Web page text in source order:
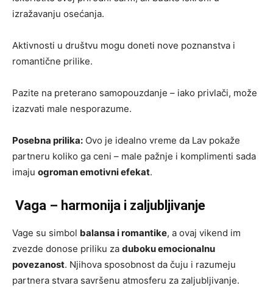
izražavanju osećanja.
Aktivnosti u društvu mogu doneti nove poznanstva i
romantične prilike.
Pazite na preterano samopouzdanje – iako privlači, može
izazvati male nesporazume.
Posebna prilika: Ovo je idealno vreme da Lav pokaže
partneru koliko ga ceni – male pažnje i komplimenti sada
imaju ogroman emotivni efekat.
Vaga – harmonija i zaljubljivanje
Vage su simbol balansa i romantike, a ovaj vikend im
zvezde donose priliku za duboku emocionalnu
povezanost. Njihova sposobnost da čuju i razumeju
partnera stvara savršenu atmosferu za zaljubljivanje.